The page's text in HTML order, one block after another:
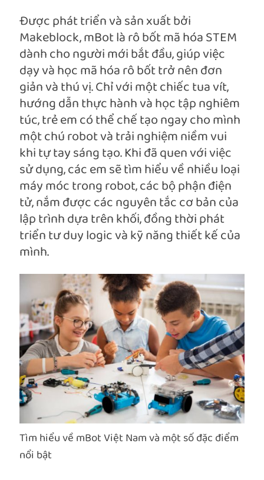
Được phát triển và sản xuất bởi
Makeblock, mBot là rô bốt mã hóa STEM
dành cho người mới bắt đầu, giúp việc
dạy và học mã hóa rô bốt trở nên đơn
giản và thú vị. Chỉ với một chiếc tua vít,
hướng dẫn thực hành và học tập nghiêm
túc, trẻ em có thể chế tạo ngay cho mình
một chú robot và trải nghiệm niềm vui
khi tự tay sáng tạo. Khi đã quen với việc
sử dụng, các em sẽ tìm hiểu về nhiều loại
máy móc trong robot, các bộ phận điện
tử, nắm được các nguyên tắc cơ bản của
lập trình dựa trên khối, đồng thời phát
triển tư duy logic và kỹ năng thiết kế của
mình.
Tìm hiểu về mBot Việt Nam và một số đặc điểm
nổi bật